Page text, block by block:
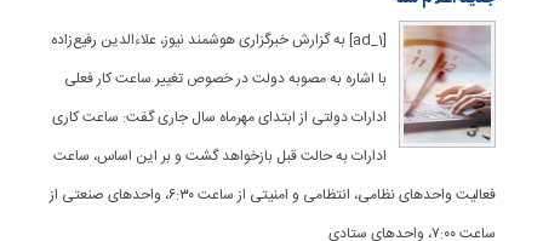
[ad_1] به گزارش خبرگزاری هوشمند نیوز، علاءالدین رفیع‌زاده
با اشاره به مصوبه دولت در خصوص تغییر ساعت کار فعلی
ادارات دولتی از ابتدای مهرماه سال جاری گفت: ساعت کاری
ادارات به حالت قبل بازخواهد گشت و بر این اساس، ساعت
فعالیت واحدهای نظامی، انتظامی و امنیتی از ساعت ۶:۳۰، واحدهای صنعتی از
ساعت ۷:۰۰، واحدهای ستادی